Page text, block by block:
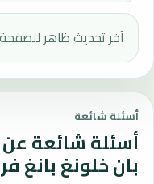
آخر تحديث ظاهر للصفحة: ٩ أغسطس ٢٠٢٦ في
أسئلة شائعة
أسئلة شائعة
بان خلونغ بانغ